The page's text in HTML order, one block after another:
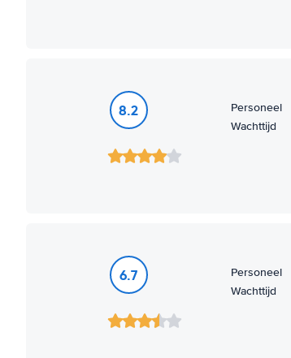
8.2 Personeel
Wachttijd
6.7 Personeel
Wachttijd